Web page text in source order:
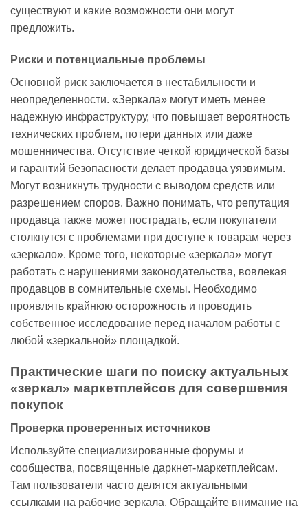
существуют и какие возможности они могут
предложить.
Риски и потенциальные проблемы
Основной риск заключается в нестабильности и
неопределенности. «Зеркала» могут иметь менее
надежную инфраструктуру, что повышает вероятность
технических проблем, потери данных или даже
мошенничества. Отсутствие четкой юридической базы
и гарантий безопасности делает продавца уязвимым.
Могут возникнуть трудности с выводом средств или
разрешением споров. Важно понимать, что репутация
продавца также может пострадать, если покупатели
столкнутся с проблемами при доступе к товарам через
«зеркало». Кроме того, некоторые «зеркала» могут
работать с нарушениями законодательства, вовлекая
продавцов в сомнительные схемы. Необходимо
проявлять крайнюю осторожность и проводить
собственное исследование перед началом работы с
любой «зеркальной» площадкой.
Практические шаги по поиску актуальных
«зеркал» маркетплейсов для совершения
покупок
Проверка проверенных источников
Используйте специализированные форумы и
сообщества, посвященные даркнет-маркетплейсам.
Там пользователи часто делятся актуальными
ссылками на рабочие зеркала. Обращайте внимание на